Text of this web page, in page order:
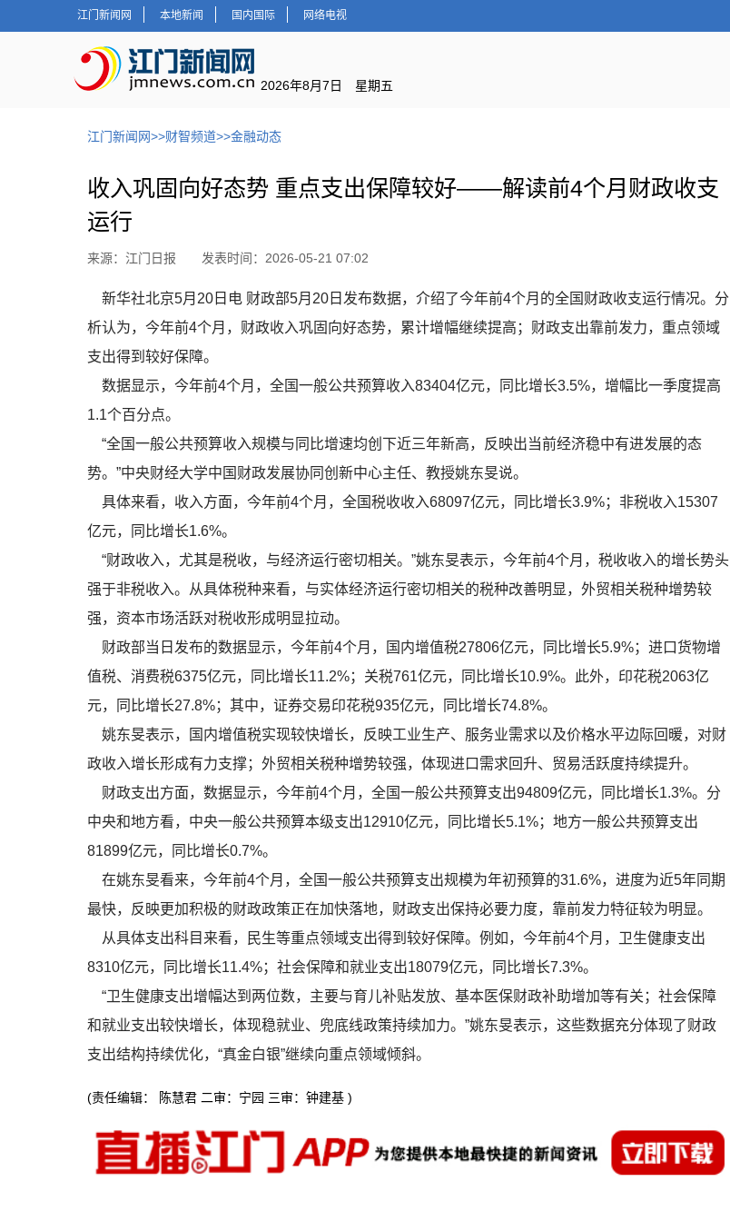
江门新闻网 本地新闻 国内国际 网络电视
2026年8月7日 星期五
江门新闻网>>财智频道>>金融动态
收入巩固向好态势 重点支出保障较好——解读前4个月财政收支
运行
来源：江门日报 发表时间：2026-05-21 07:02
新华社北京5月20日电 财政部5月20日发布数据，介绍了今年前4个月的全国财政收支运行情况。分
析认为，今年前4个月，财政收入巩固向好态势，累计增幅继续提高；财政支出靠前发力，重点领域
支出得到较好保障。
数据显示，今年前4个月，全国一般公共预算收入83404亿元，同比增长3.5%，增幅比一季度提高
1.1个百分点。
“全国一般公共预算收入规模与同比增速均创下近三年新高，反映出当前经济稳中有进发展的态
势。”中央财经大学中国财政发展协同创新中心主任、教授姚东旻说。
具体来看，收入方面，今年前4个月，全国税收收入68097亿元，同比增长3.9%；非税收入15307
亿元，同比增长1.6%。
“财政收入，尤其是税收，与经济运行密切相关。”姚东旻表示，今年前4个月，税收收入的增长势头
强于非税收入。从具体税种来看，与实体经济运行密切相关的税种改善明显，外贸相关税种增势较
强，资本市场活跃对税收形成明显拉动。
财政部当日发布的数据显示，今年前4个月，国内增值税27806亿元，同比增长5.9%；进口货物增
值税、消费税6375亿元，同比增长11.2%；关税761亿元，同比增长10.9%。此外，印花税2063亿
元，同比增长27.8%；其中，证券交易印花税935亿元，同比增长74.8%。
姚东旻表示，国内增值税实现较快增长，反映工业生产、服务业需求以及价格水平边际回暖，对财
政收入增长形成有力支撑；外贸相关税种增势较强，体现进口需求回升、贸易活跃度持续提升。
财政支出方面，数据显示，今年前4个月，全国一般公共预算支出94809亿元，同比增长1.3%。分
中央和地方看，中央一般公共预算本级支出12910亿元，同比增长5.1%；地方一般公共预算支出
81899亿元，同比增长0.7%。
在姚东旻看来，今年前4个月，全国一般公共预算支出规模为年初预算的31.6%，进度为近5年同期
最快，反映更加积极的财政政策正在加快落地，财政支出保持必要力度，靠前发力特征较为明显。
从具体支出科目来看，民生等重点领域支出得到较好保障。例如，今年前4个月，卫生健康支出
8310亿元，同比增长11.4%；社会保障和就业支出18079亿元，同比增长7.3%。
“卫生健康支出增幅达到两位数，主要与育儿补贴发放、基本医保财政补助增加等有关；社会保障
和就业支出较快增长，体现稳就业、兜底线政策持续加力。”姚东旻表示，这些数据充分体现了财政
支出结构持续优化，“真金白银”继续向重点领域倾斜。
(责任编辑： 陈慧君 二审：宁园 三审：钟建基 )